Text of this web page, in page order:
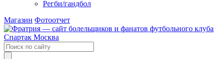
Регби/гандбол
Магазин Фотоотчет